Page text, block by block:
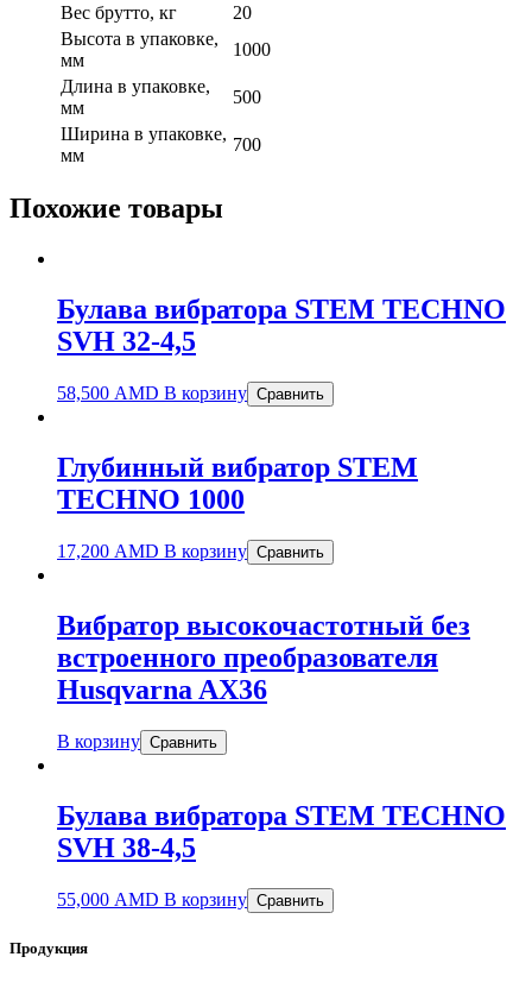
Вес брутто, кг
20
Высота в упаковке,
мм
1000
Длина в упаковке,
мм
500
Ширина в упаковке,
мм
700
Похожие товары
Булава вибратора STEM TECHNO
SVH 32-4,5
58,500 AMD В корзину Сравнить
Глубинный вибратор STEM
TECHNO 1000
17,200 AMD В корзину Сравнить
Вибратор высокочастотный без
встроенного преобразователя
Husqvarna AX36
В корзину Сравнить
Булава вибратора STEM TECHNO
SVH 38-4,5
55,000 AMD В корзину Сравнить
Продукция